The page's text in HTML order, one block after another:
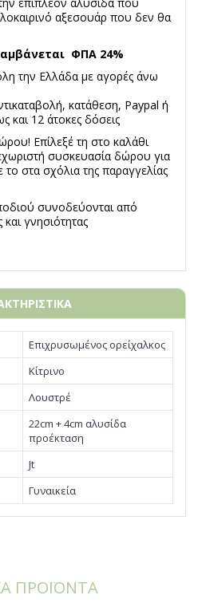
επιπλέον αλυσίδα που
αξεσουάρ που δεν θα
ΦΠΑ 24%
την Ελλάδα με αγορές άνω
κατάθεση, Paypal ή
και 12 άτοκες δόσεις
Επίλεξέ τη στο καλάθι
συσκευασία δώρου για
στα σχόλια της παραγγελίας
συνοδεύονται από
και γνησιότητας
Επιχρυσωμένος ορείχαλκος
Κίτρινο
Λουστρέ
22cm + 4cm αλυσίδα
προέκταση
Jt
Γυναικεία
ΠΡΟΪΟΝΤΑ